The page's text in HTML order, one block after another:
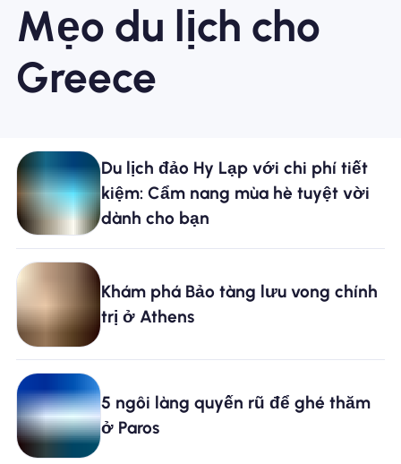
Mẹo du lịch cho
Greece
Du lịch đảo Hy Lạp với chi phí tiết
kiệm: Cẩm nang mùa hè tuyệt vời
dành cho bạn
Khám phá Bảo tàng lưu vong chính
trị ở Athens
5 ngôi làng quyến rũ để ghé thăm
ở Paros